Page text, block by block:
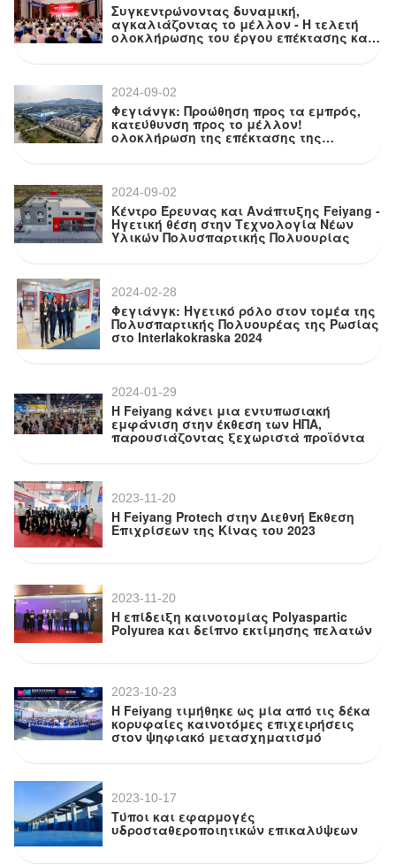
Συγκεντρώνοντας δυναμική,
αγκαλιάζοντας το μέλλον - Η τελετή
ολοκλήρωσης του έργου επέκτασης και
του Κέντρου Ερευνών και Ανάπτυξης
Πολυσπαρτικής Πολυουρίας της Feiyang
2024-09-02
Φεγιάνγκ: Προώθηση προς τα εμπρός,
κατεύθυνση προς το μέλλον!
ολοκλήρωση της επέκτασης της
παραγωγής και του κέντρου έρευνας
και ανάπτυξης για το έργο Feiyang
2024-09-02
Κέντρο Έρευνας και Ανάπτυξης Feiyang -
Ηγετική θέση στην Τεχνολογία Νέων
Υλικών Πολυσπαρτικής Πολυουρίας
2024-02-28
Φεγιάνγκ: Ηγετικό ρόλο στον τομέα της
Πολυσπαρτικής Πολυουρέας της Ρωσίας
στο Interlakokraska 2024
2024-01-29
Η Feiyang κάνει μια εντυπωσιακή
εμφάνιση στην έκθεση των ΗΠΑ,
παρουσιάζοντας ξεχωριστά προϊόντα
2023-11-20
Η Feiyang Protech στην Διεθνή Έκθεση
Επιχρίσεων της Κίνας του 2023
2023-11-20
Η επίδειξη καινοτομίας Polyaspartic
Polyurea και δείπνο εκτίμησης πελατών
2023-10-23
Η Feiyang τιμήθηκε ως μία από τις δέκα
κορυφαίες καινοτόμες επιχειρήσεις
στον ψηφιακό μετασχηματισμό
2023-10-17
Τύποι και εφαρμογές
υδροσταθεροποιητικών επικαλύψεων